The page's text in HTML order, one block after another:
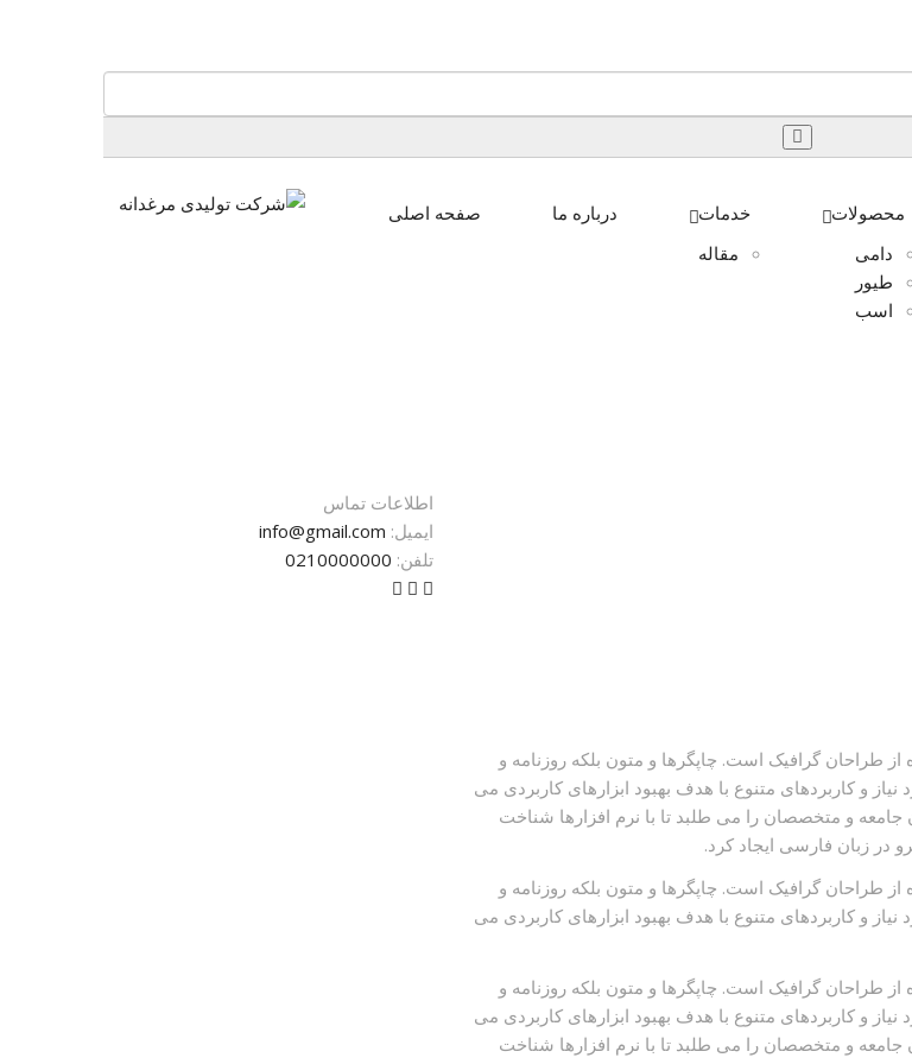
صفحه اصلی
درباره ما
خدمات
مقاله
محصولات
دامی
طیور
اسب
اطلاعات تماس
ایمیل: info@gmail.com
تلفن: 0210000000
طراحان گرافیک است. چاپگرها و متون بلکه روزنامه و
و کاربردهای متنوع با هدف بهبود ابزارهای کاربردی می
و متخصصان را می طلبد تا با نرم افزارها شناخت
در زبان فارسی ایجاد کرد.
طراحان گرافیک است. چاپگرها و متون بلکه روزنامه و
و کاربردهای متنوع با هدف بهبود ابزارهای کاربردی می
طراحان گرافیک است. چاپگرها و متون بلکه روزنامه و
و کاربردهای متنوع با هدف بهبود ابزارهای کاربردی می
و متخصصان را می طلبد تا با نرم افزارها شناخت